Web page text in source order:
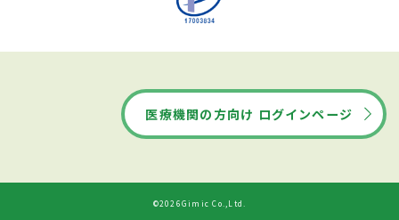
医療機関の方向け ログインページ
©2026Gimic Co.,Ltd.